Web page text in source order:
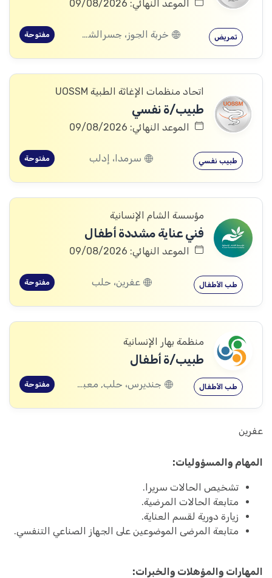
الموعد النهائي: 09/08/2026
تمريض خربة الجوز، جسرالشغور، إدلب مفتوحة
اتحاد منظمات الإغاثة الطبية UOSSM
طبيب/ة نفسي
الموعد النهائي: 09/08/2026
طبيب نفسي سرمدا، إدلب مفتوحة
مؤسسة الشام الإنسانية
فني عناية مشددة أطفال
الموعد النهائي: 09/08/2026
طب الأطفال عفرين، حلب مفتوحة
منظمة بهار الإنسانية
طبيب/ة أطفال
طب الأطفال جنديرس، حلب, معبطلي، حلب مفتوحة
عفرين
المهام والمسؤوليات:
تشخيص الحالات سريرا.
متابعة الحالات المرضية.
زيارة دورية لقسم العناية.
متابعة المرضى الموضوعين على الجهاز الصناعي التنفسي.
المهارات والمؤهلات والخبرات: